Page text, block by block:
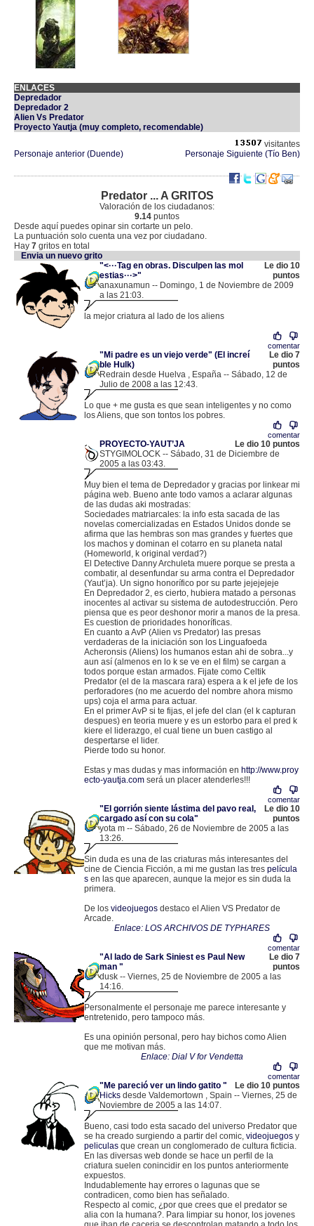
ENLACES
Depredador
Depredador 2
Alien Vs Predator
Proyecto Yautja (muy completo, recomendable)
visitantes
Personaje anterior (Duende)
Personaje Siguiente (Tío Ben)
Predator ... A GRITOS
Valoración de los ciudadanos:
9.14 puntos
Desde aquí puedes opinar sin cortarte un pelo.
La puntuación solo cuenta una vez por ciudadano.
Hay 7 gritos en total
Envia un nuevo grito
"<···Tag en obras. Disculpen las mol
estias···>"
Le dio 10
puntos
anaxunamun -- Domingo, 1 de Noviembre de 2009
a las 21:03.
la mejor criatura al lado de los aliens
comentar
"Mi padre es un viejo verde" (El increí
ble Hulk)
Le dio 7
puntos
Redrain desde Huelva , España -- Sábado, 12 de
Julio de 2008 a las 12:43.
Lo que + me gusta es que sean inteligentes y no como
los Aliens, que son tontos los pobres.
comentar
PROYECTO-YAUT’JA
Le dio 10 puntos
STYGIMOLOCK -- Sábado, 31 de Diciembre de
2005 a las 03:43.
Muy bien el tema de Depredador y gracias por linkear mi
página web. Bueno ante todo vamos a aclarar algunas
de las dudas aki mostradas:
Sociedades matriarcales: la info esta sacada de las
novelas comercializadas en Estados Unidos donde se
afirma que las hembras son mas grandes y fuertes que
los machos y dominan el cotarro en su planeta natal
(Homeworld, k original verdad?)
El Detective Danny Archuleta muere porque se presta a
combatir, al desenfundar su arma contra el Depredador
(Yaut’ja). Un signo honorífico por su parte jejejejeje
En Depredador 2, es cierto, hubiera matado a personas
inocentes al activar su sistema de autodestrucción. Pero
piensa que es peor deshonor morir a manos de la presa.
Es cuestion de prioridades honoríficas.
En cuanto a AvP (Alien vs Predator) las presas
verdaderas de la iniciación son los Linguafoeda
Acheronsis (Aliens) los humanos estan ahi de sobra...y
aun así (almenos en lo k se ve en el film) se cargan a
todos porque estan armados. Fijate como Celtik
Predator (el de la mascara rara) espera a k el jefe de los
perforadores (no me acuerdo del nombre ahora mismo
ups) coja el arma para actuar.
En el primer AvP si te fijas, el jefe del clan (el k capturan
despues) en teoria muere y es un estorbo para el pred k
kiere el liderazgo, el cual tiene un buen castigo al
despertarse el lider.
Pierde todo su honor.
Estas y mas dudas y mas información en http://www.proy
ecto-yautja.com será un placer atenderles!!!
comentar
"El gorrión siente lástima del pavo real,
cargado así con su cola"
Le dio 10
puntos
yota m -- Sábado, 26 de Noviembre de 2005 a las
13:26.
Sin duda es una de las criaturas más interesantes del
cine de Ciencia Ficción, a mi me gustan las tres película
s en las que aparecen, aunque la mejor es sin duda la
primera.
De los videojuegos destaco el Alien VS Predator de
Arcade.
Enlace: LOS ARCHIVOS DE TYPHARES
comentar
"Al lado de Sark Siniest es Paul New
man "
Le dio 7
puntos
dusk -- Viernes, 25 de Noviembre de 2005 a las
14:16.
Personalmente el personaje me parece interesante y
entretenido, pero tampoco más.
Es una opinión personal, pero hay bichos como Alien
que me motivan más.
Enlace: Dial V for Vendetta
comentar
"Me pareció ver un lindo gatito "
Le dio 10 puntos
Hicks desde Valdemortown , Spain -- Viernes, 25 de
Noviembre de 2005 a las 14:07.
Bueno, casi todo esta sacado del universo Predator que
se ha creado surgiendo a partir del comic, videojuegos y
peliculas que crean un conglomerado de cultura ficticia.
En las diversas web donde se hace un perfil de la
criatura suelen conincidir en los puntos anteriormente
expuestos.
Indudablemente hay errores o lagunas que se
contradicen, como bien has señalado.
Respecto al comic, ¿por que crees que el predator se
alia con la humana?. Para limpiar su honor, los jovenes